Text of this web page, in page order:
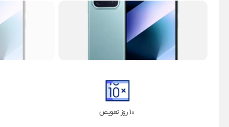
Wireless Charging Stand (MDY-12-
10 روز تعویض